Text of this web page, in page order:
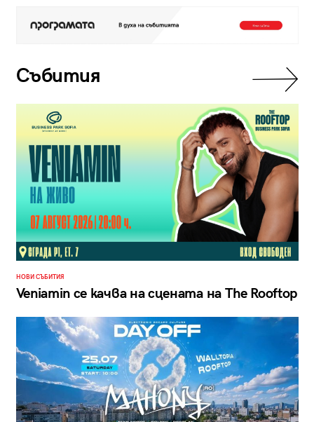
Събития
НОВИ СЪБИТИЯ
Veniamin се качва на сцената на The Rooftop